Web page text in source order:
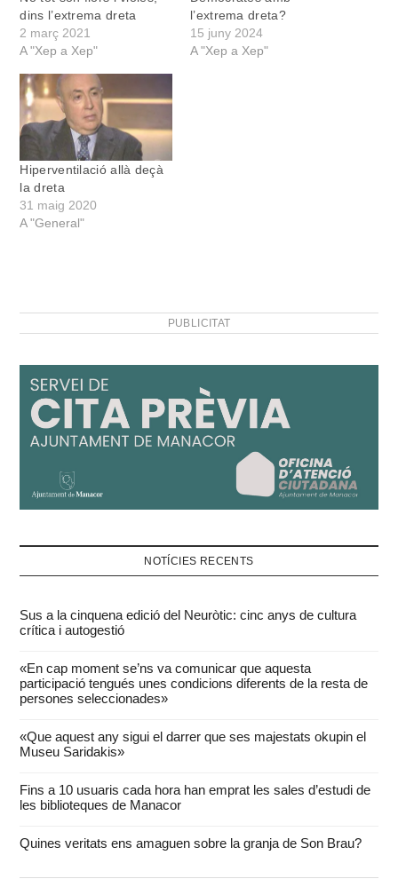
dins l’extrema dreta
2 març 2021
A "Xep a Xep"
l’extrema dreta?
15 juny 2024
A "Xep a Xep"
Hiperventilació allà deçà
la dreta
31 maig 2020
A "General"
PUBLICITAT
NOTÍCIES RECENTS
Sus a la cinquena edició del Neuròtic: cinc anys de cultura
crítica i autogestió
«En cap moment se’ns va comunicar que aquesta
participació tengués unes condicions diferents de la resta de
persones seleccionades»
«Que aquest any sigui el darrer que ses majestats okupin el
Museu Saridakis»
Fins a 10 usuaris cada hora han emprat les sales d’estudi de
les biblioteques de Manacor
Quines veritats ens amaguen sobre la granja de Son Brau?